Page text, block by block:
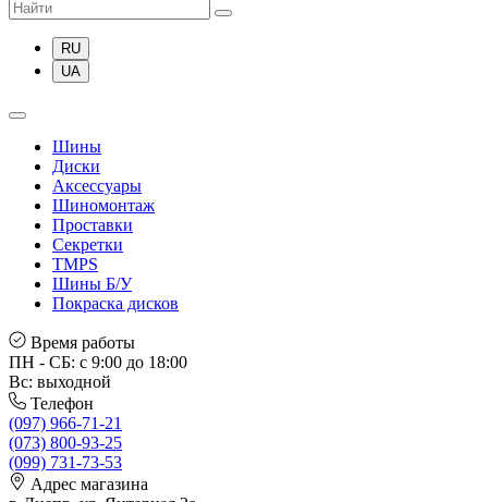
RU
UA
Шины
Диски
Аксессуары
Шиномонтаж
Проставки
Секретки
TMPS
Шины Б/У
Покраска дисков
Время работы
ПН - СБ: с 9:00 до 18:00
Вс: выходной
Телефон
(097) 966-71-21
(073) 800-93-25
(099) 731-73-53
Адрес магазина